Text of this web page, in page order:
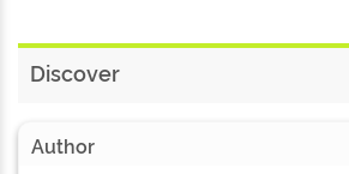
Discover
Author